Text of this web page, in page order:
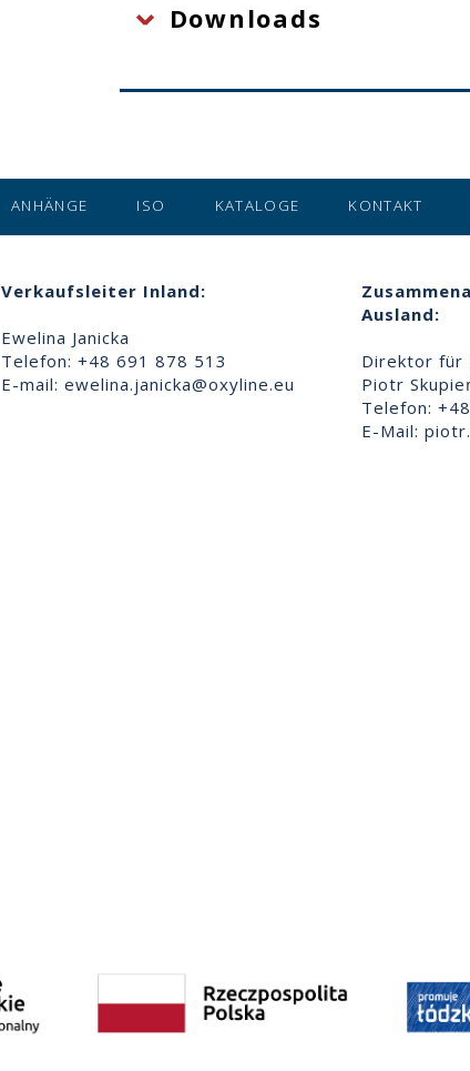
Downloads
ANHÄNGE ISO KATALOGE KONTAKT
Verkaufsleiter Inland:
Ewelina Janicka
Telefon: +48 691 878 513
E-mail: ewelina.janicka@oxyline.eu
Ausland:
Direktor für
Piotr
Telefon:
E-Mail: